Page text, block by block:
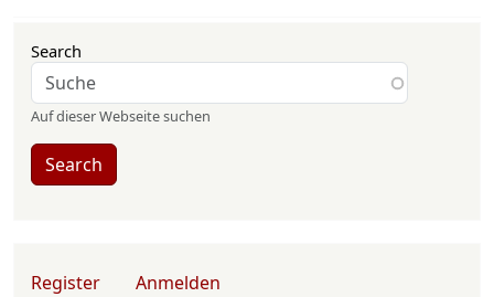
Search
Auf dieser Webseite suchen
Search
User account menu
Register Anmelden